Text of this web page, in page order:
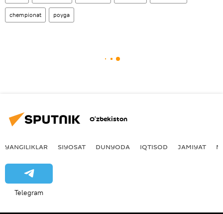
chempionat poyga
O‘zbekiston
YANGILIKLAR SIYOSAT DUNYODA IQTISOD JAMIYAT
Telegram